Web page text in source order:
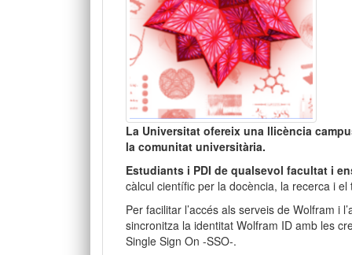
La Universitat ofereix una llicència
la comunitat universitària.
Estudiants i PDI de qualsevol facultat i
càlcul científic per la docència, la recerca i
Per facilitar l’accés als serveis de Wolfram i
sincronitza la identitat Wolfram ID amb les
Single Sign On -SSO-.